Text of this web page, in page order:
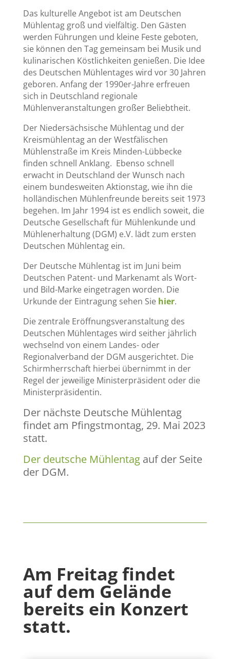
Das kulturelle Angebot ist am Deutschen
Mühlentag groß und vielfältig. Den Gästen
werden Führungen und kleine Feste geboten,
sie können den Tag gemeinsam bei Musik und
kulinarischen Köstlichkeiten genießen. Die Idee
des Deutschen Mühlentages wird vor 30 Jahren
geboren. Anfang der 1990er-Jahre erfreuen
sich in Deutschland regionale
Mühlenveranstaltungen großer Beliebtheit.
Der Niedersächsische Mühlentag und der
Kreismühlentag an der Westfälischen
Mühlenstraße im Kreis Minden-Lübbecke
finden schnell Anklang. Ebenso schnell
erwacht in Deutschland der Wunsch nach
einem bundesweiten Aktionstag, wie ihn die
holländischen Mühlenfreunde bereits seit 1973
begehen. Im Jahr 1994 ist es endlich soweit, die
Deutsche Gesellschaft für Mühlenkunde und
Mühlenerhaltung (DGM) e.V. lädt zum ersten
Deutschen Mühlentag ein.
Der Deutsche Mühlentag ist im Juni beim
Deutschen Patent- und Markenamt als Wort-
und Bild-Marke eingetragen worden. Die
Urkunde der Eintragung sehen Sie hier.
Die zentrale Eröffnungsveranstaltung des
Deutschen Mühlentages wird seither jährlich
wechselnd von einem Landes- oder
Regionalverband der DGM ausgerichtet. Die
Schirmherrschaft hierbei übernimmt in der
Regel der jeweilige Ministerpräsident oder die
Ministerpräsidentin.
Der nächste Deutsche Mühlentag
findet am Pfingstmontag, 29. Mai 2023
statt.
Der deutsche Mühlentagauf der Seite
der DGM.
Am Freitag findet
auf dem Gelände
bereits ein Konzert
statt.